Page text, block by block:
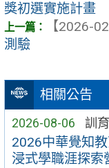
相關公告
2026-08-06 訓
2026中華覺知
浸式學職涯探索
獎初選實施計畫
【2026-
測驗